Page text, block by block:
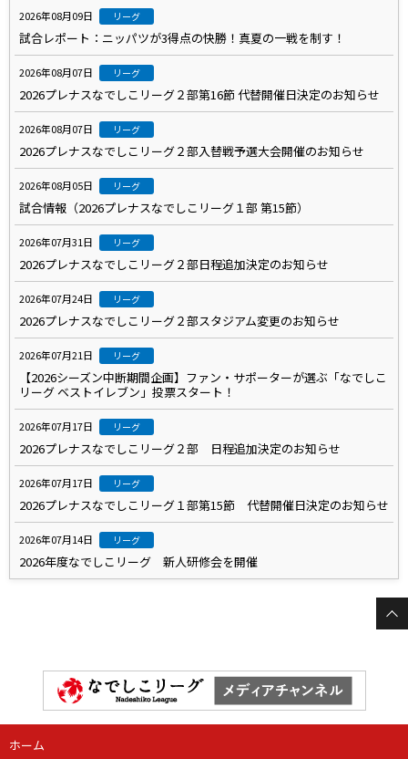
2026年08月09日 リーグ
試合レポート：ニッパツが3得点の快勝！真夏の一戦を制す！
2026年08月07日 リーグ
2026プレナスなでしこリーグ２部第16節 代替開催日決定のお知らせ
2026年08月07日 リーグ
2026プレナスなでしこリーグ２部入替戦予選大会開催のお知らせ
2026年08月05日 リーグ
試合情報（2026プレナスなでしこリーグ１部 第15節）
2026年07月31日 リーグ
2026プレナスなでしこリーグ２部日程追加決定のお知らせ
2026年07月24日 リーグ
2026プレナスなでしこリーグ２部スタジアム変更のお知らせ
2026年07月21日 リーグ
【2026シーズン中断期間企画】ファン・サポーターが選ぶ「なでしこ
リーグ ベストイレブン」投票スタート！
2026年07月17日 リーグ
2026プレナスなでしこリーグ２部 日程追加決定のお知らせ
2026年07月17日 リーグ
2026プレナスなでしこリーグ１部第15節 代替開催日決定のお知らせ
2026年07月14日 リーグ
2026年度なでしこリーグ 新人研修会を開催
ホーム